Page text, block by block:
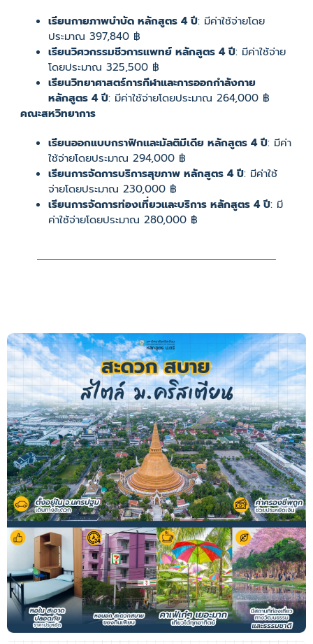
เรียนกายภาพบำบัด หลักสูตร 4 ปี: มีค่าใช้จ่ายโดย
ประมาณ 397,840 ฿
เรียนวิศวกรรมชีวการแพทย์ หลักสูตร 4 ปี: มีค่าใช้จ่าย
โดยประมาณ 325,500 ฿
เรียนวิทยาศาสตร์การกีฬาและการออกกำลังกาย
หลักสูตร 4 ปี: มีค่าใช้จ่ายโดยประมาณ 264,000 ฿
คณะสหวิทยาการ
เรียนออกแบบกราฟิกและมัลติมีเดีย หลักสูตร 4 ปี: มีค่า
ใช้จ่ายโดยประมาณ 294,000 ฿
เรียนการจัดการบริการสุขภาพ หลักสูตร 4 ปี: มีค่าใช้
จ่ายโดยประมาณ 230,000 ฿
เรียนการจัดการท่องเที่ยวและบริการ หลักสูตร 4 ปี: มี
ค่าใช้จ่ายโดยประมาณ 280,000 ฿